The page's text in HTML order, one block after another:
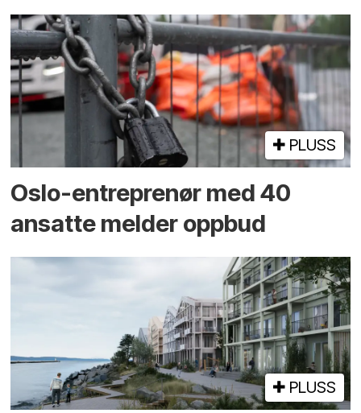
PLUSS
Oslo-entreprenør med 40
ansatte melder oppbud
PLUSS